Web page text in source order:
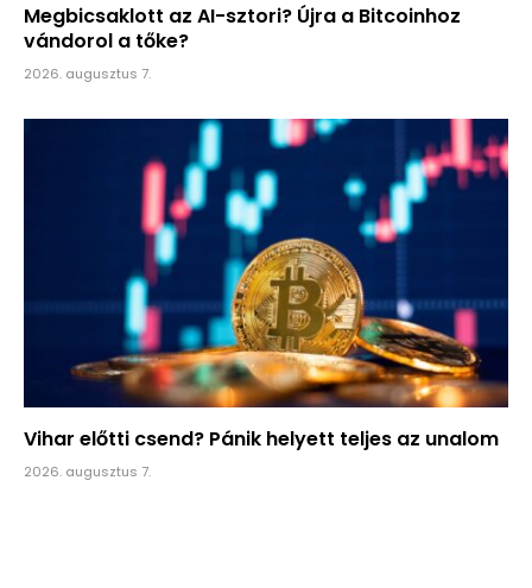
Megbicsaklott az AI-sztori? Újra a Bitcoinhoz
vándorol a tőke?
2026. augusztus 7.
Vihar előtti csend? Pánik helyett teljes az unalom
2026. augusztus 7.